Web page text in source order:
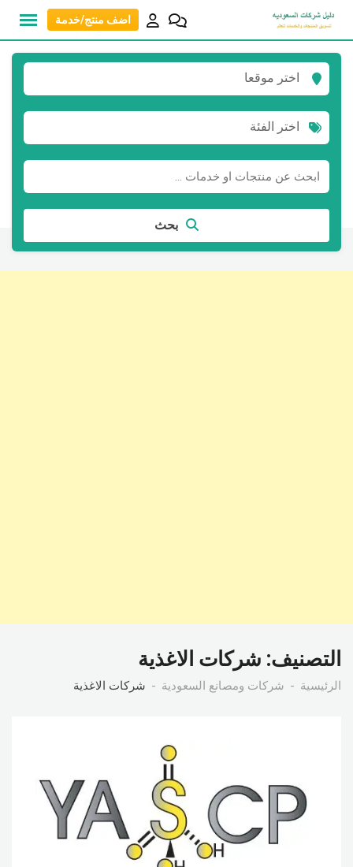
انتقل
المحتوى
اضف منتج/خدمة
اختر موقعا
اختر الفئة
بحث
التصنيف: شركات الاغذية
الرئيسية شركات ومصانع السعودية شركات الاغذية